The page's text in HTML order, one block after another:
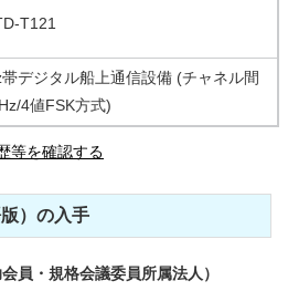
T121
デジタル船上通信設備 (チャネル間
4値FSK方式)
等を確認する
）の入手
員・規格会議委員所属法人）